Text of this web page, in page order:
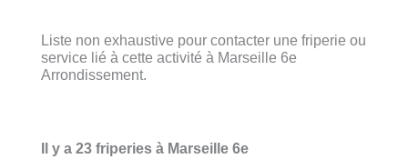
Liste non exhaustive pour contacter une friperie ou
service lié à cette activité à Marseille 6e
Arrondissement.
Il y a 23 friperies à Marseille 6e